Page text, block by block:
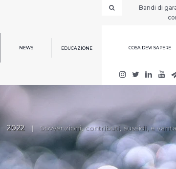
Bandi di
NEWS EDUCAZIONE COSA DEVI SAPERE
2022 | Sovvenzioni, contributi, sussidi, e